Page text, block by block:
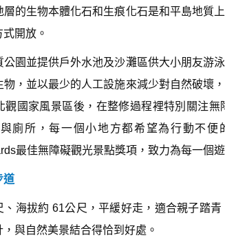
層的生物本體化石和生痕化石是和平島地質
開放。
公園並提供戶外水池及沙灘區供大小朋友游
物，並以最少的人工設施來減少對自然破壞
觀國家風景區後，在整修過程裡特別關注
廁所，每一個小地方都希望為行動不
最佳無障礙觀光景點獎項，致力為每一個
道
、海拔約 61公尺，平緩好走，適合親子踏
與自然美景結合得恰到好處。